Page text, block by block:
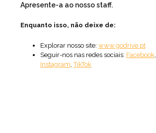
Apresente-a ao nosso staff.
Enquanto isso, não deixe de:
Explorar nosso site: www.godrive.pt
Seguir-nos nas redes sociais: Facebook,
Instagram,TikTok